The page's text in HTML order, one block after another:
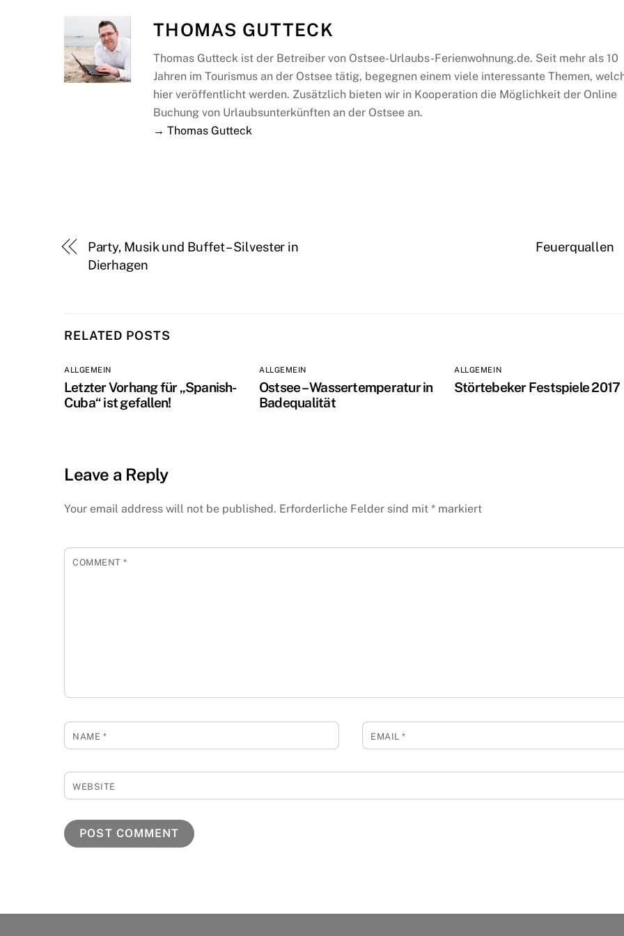
THOMAS GUTTECK
Thomas Gutteck ist der Betreiber von Ostsee-Urlaubs-Ferienwohnung.de. Seit mehr als 10
Jahren im Tourismus an der Ostsee tätig, begegnen einem viele interessante Themen,
hier veröffentlicht werden. Zusätzlich bieten wir in Kooperation die Möglichkeit der Online
Buchung von Urlaubsunterkünften an der Ostsee an.
→ Thomas Gutteck
Party, Musik und Buffet – Silvester in
Dierhagen
Feuerquallen
RELATED POSTS
ALLGEMEIN
Letzter Vorhang für „Spanish-
Cuba“ ist gefallen!
ALLGEMEIN
Ostsee – Wassertemperatur in
Badequalität
ALLGEMEIN
Störtebeker Festspiele 2017
Leave a Reply
Your email address will not be published. Erforderliche Felder sind mit * markiert
COMMENT*
NAME * EMAIL*
WEBSITE